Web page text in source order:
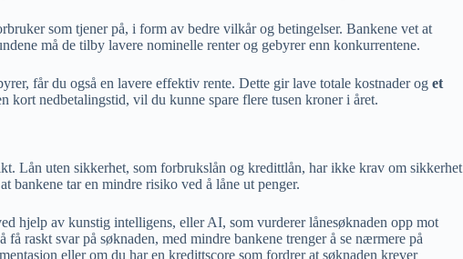
som tjener på, i form av bedre vilkår og betingelser. Bankene vet at
må de tilby lavere nominelle renter og gebyrer enn konkurrentene.
får du også en lavere effektiv rente. Dette gir lave totale kostnader og et
kort nedbetalingstid, vil du kunne spare flere tusen kroner i året.
Lån uten sikkerhet, som forbrukslån og kredittlån, har ikke krav om sikkerhet
bankene tar en mindre risiko ved å låne ut penger.
hjelp av kunstig intelligens, eller AI, som vurderer lånesøknaden opp mot
raskt svar på søknaden, med mindre bankene trenger å se nærmere på
eller om du har en kredittscore som fordrer at søknaden krever